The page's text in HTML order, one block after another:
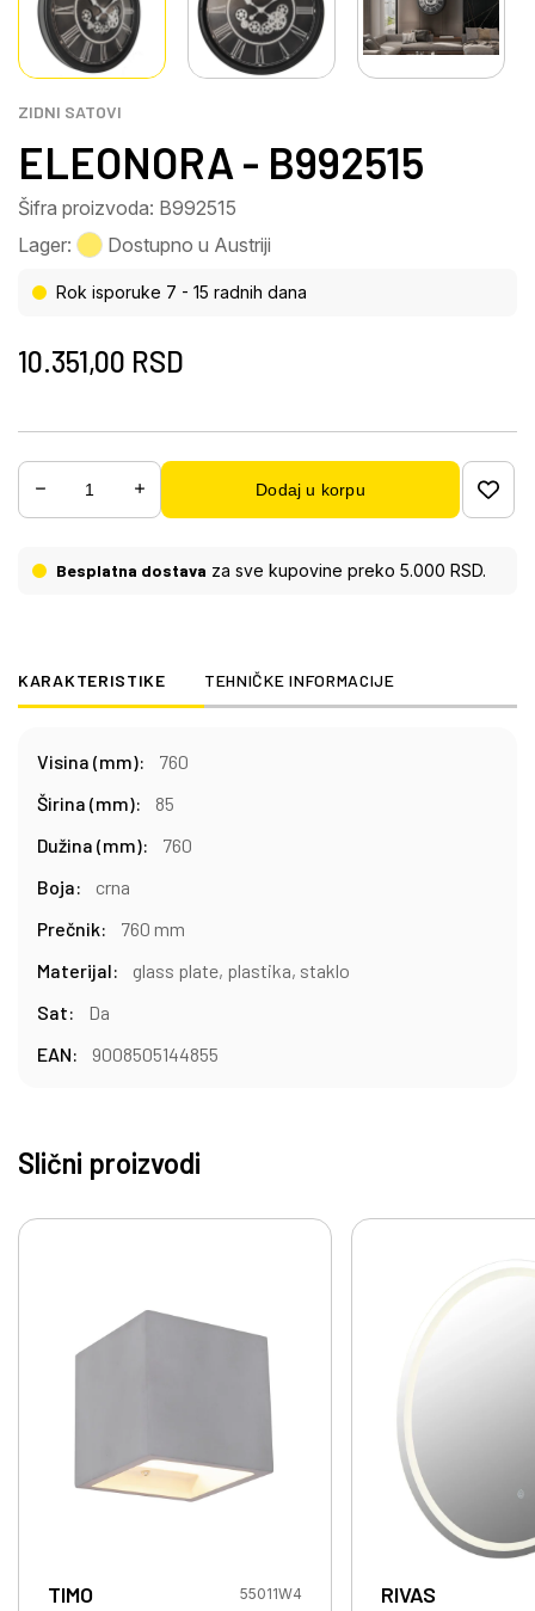
ZIDNI SATOVI
ELEONORA - B992515
Šifra proizvoda: B992515
Lager:
Dostupno u Austriji
Rok isporuke 7 - 15 radnih dana
10.351,00 RSD
Dodaj u korpu
Besplatna dostava za sve kupovine preko 5.000 RSD.
KARAKTERISTIKE TEHNIČKE INFORMACIJE
Visina (mm):
760
Širina (mm):
85
Dužina (mm):
760
Boja:
crna
Prečnik:
760 mm
Materijal:
glass plate, plastika, staklo
Sat:
Da
EAN:
9008505144855
Slični proizvodi
TIMO 55011W4 RIVAS